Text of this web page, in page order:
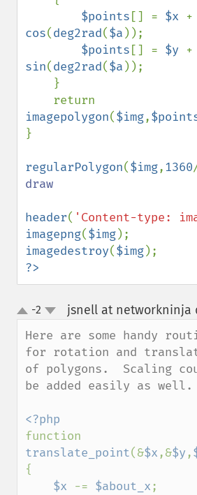
$points [] = $x +
cos(deg2rad($a ));
$points [] = $y +
sin(deg2rad($a ));
imagepolygon($img,
}
regularPolygon($img,1360
draw
header( 'Content-type:
imagepng($img
imagedestroy($img
?>
up
down
-2 jsnell at networkninja
Here are some handy
for rotation and
of polygons.  Scaling
be added easily as well.
translate_point(&$x ,&$y ,
{
$x -= $about_x;